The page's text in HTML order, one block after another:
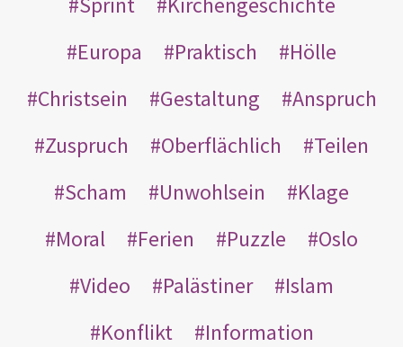
Europa
Praktisch
Hölle
Christsein
Gestaltung
Anspruch
Zuspruch
Oberflächlich
Teilen
Scham
Unwohlsein
Klage
Moral
Ferien Puzzle
Oslo
Video
Palästiner
Islam
Konflikt
Information